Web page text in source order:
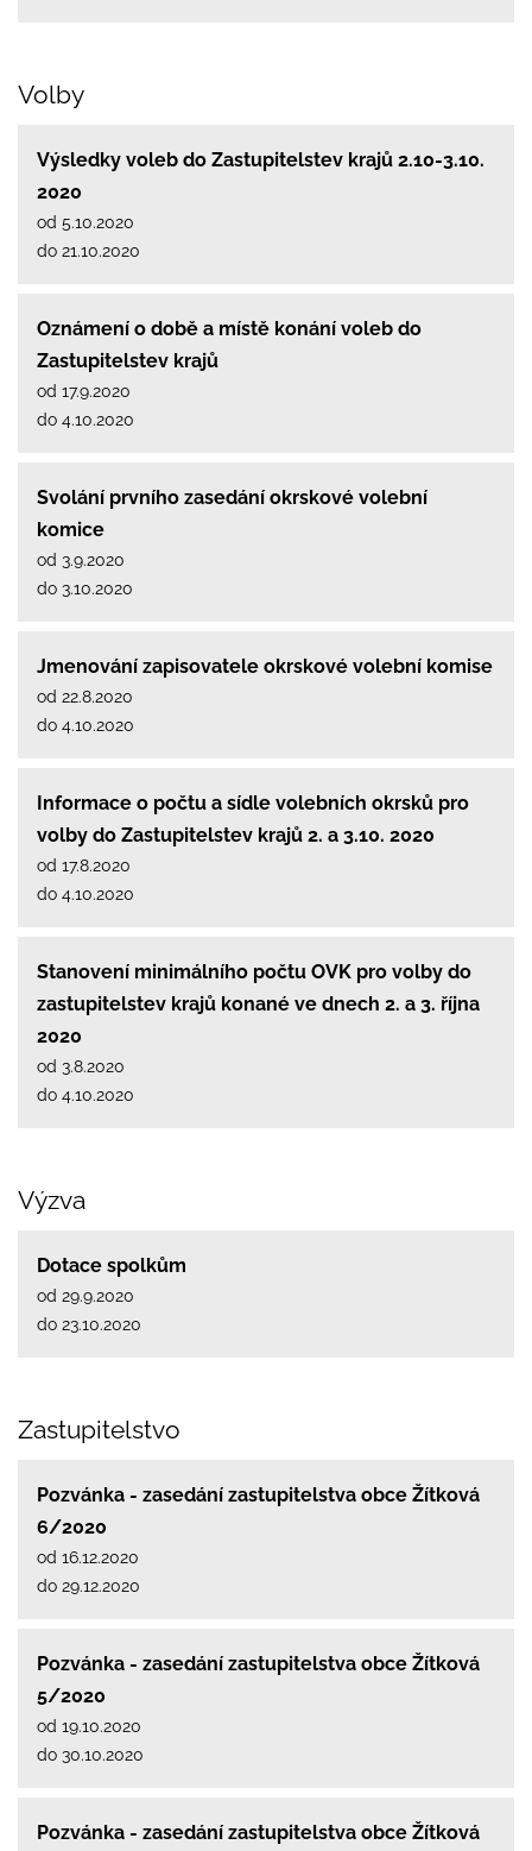
Volby
Výsledky voleb do Zastupitelstev krajů 2.10-3.10.
2020
od 5.10.2020
do 21.10.2020
Oznámení o době a místě konání voleb do
Zastupitelstev krajů
od 17.9.2020
do 4.10.2020
Svolání prvního zasedání okrskové volební
komice
od 3.9.2020
do 3.10.2020
Jmenování zapisovatele okrskové volební komise
od 22.8.2020
do 4.10.2020
Informace o počtu a sídle volebních okrsků pro
volby do Zastupitelstev krajů 2. a 3.10. 2020
od 17.8.2020
do 4.10.2020
Stanovení minimálního počtu OVK pro volby do
zastupitelstev krajů konané ve dnech 2. a 3. října
2020
od 3.8.2020
do 4.10.2020
Výzva
Dotace spolkům
od 29.9.2020
do 23.10.2020
Zastupitelstvo
Pozvánka - zasedání zastupitelstva obce Žítková
6/2020
od 16.12.2020
do 29.12.2020
Pozvánka - zasedání zastupitelstva obce Žítková
5/2020
od 19.10.2020
do 30.10.2020
Pozvánka - zasedání zastupitelstva obce Žítková